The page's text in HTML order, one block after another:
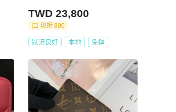
TWD 23,800
現折 800
狀況良好 本地 免運